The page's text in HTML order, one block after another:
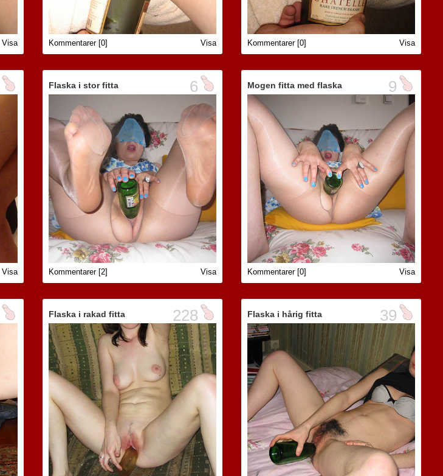
Visa Visa
Kommentarer [0] Visa
Kommentarer [0]
Visa
Flaska i stor fitta 6
Visa
Kommentarer [2]
Mogen fitta med flaska 9
Visa
Kommentarer [0]
Flaska i rakad fitta 228 Flaska i hårig fitta 39